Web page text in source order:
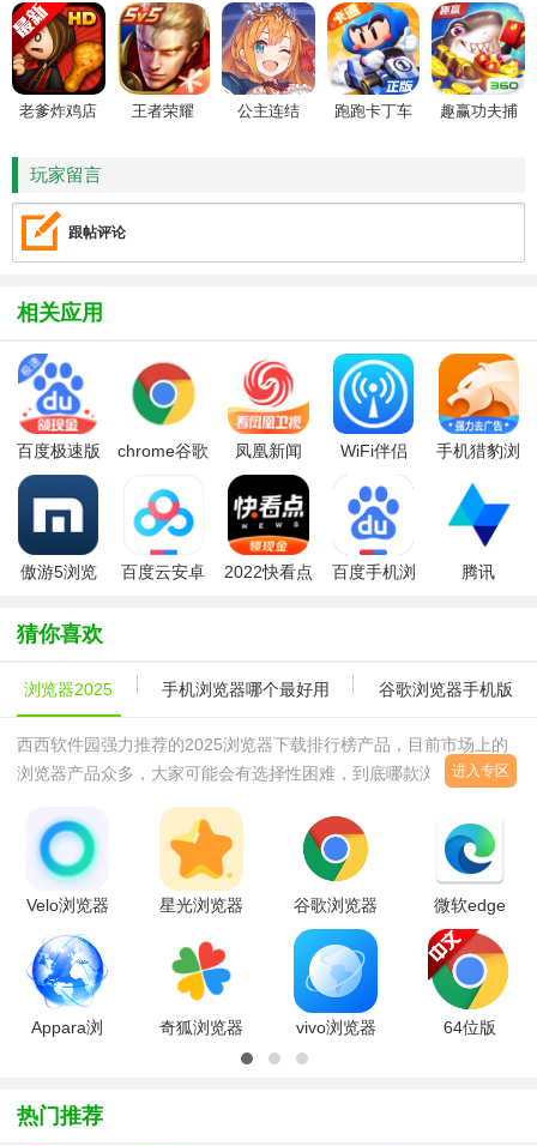
老爹炸鸡店
王者荣耀 公主连结 跑跑卡丁车
趣赢功夫捕
玩家留言
跟帖评论
相关应用
百度极速版
app最新版
chrome谷歌
版
凤凰新闻
WiFi伴侣
手机猎豹浏
傲游5浏览
版
百度云安卓
2022快看点
百度手机浏
腾讯
猜你喜欢
浏览器2025 手机浏览器哪个最好用 谷歌浏览器手机版
西西软件园强力推荐的2025浏览器下载排行榜产品，目前市场上的
浏览器产品众多，大家可能会有选择性困难，到底哪款浏览器速度最
快，体验最好最安全？这些都是在使用浏览器当中常见的疑问，如何
选择一款最好的浏览器，
进入专区
Velo浏览器
软件官方正
版下载
v1.0.1安卓
版
星光浏览器
新版v1.0.1
安卓版
谷歌浏览器
手机最新官
方版
v151.0.7922.83
安
微软edge
手机浏览器
官方安
Appara浏
v1.3.9 最
新版
奇狐浏览器
vivo浏览器
2025年最
64位版
热门推荐